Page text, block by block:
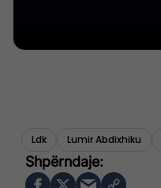
Ldk Lumir Abdixhiku